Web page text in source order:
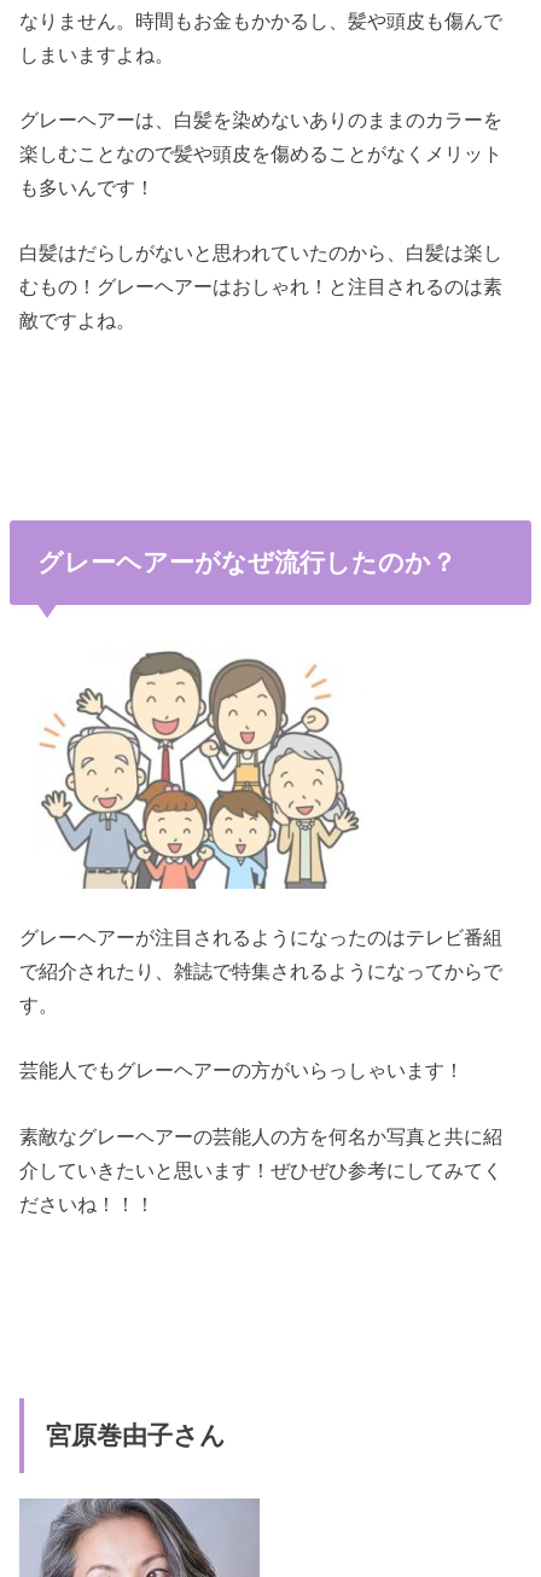
なりません。時間もお金もかかるし、髪や頭皮も傷んで
しまいますよね。
グレーヘアーは、白髪を染めないありのままのカラーを
楽しむことなので髪や頭皮を傷めることがなくメリット
も多いんです！
白髪はだらしがないと思われていたのから、白髪は楽し
むもの！グレーヘアーはおしゃれ！と注目されるのは素
敵ですよね。
グレーヘアーがなぜ流行したのか？
グレーヘアーが注目されるようになったのはテレビ番組
で紹介されたり、雑誌で特集されるようになってからで
す。
芸能人でもグレーヘアーの方がいらっしゃいます！
素敵なグレーヘアーの芸能人の方を何名か写真と共に紹
介していきたいと思います！ぜひぜひ参考にしてみてく
ださいね！！！
宮原巻由子さん